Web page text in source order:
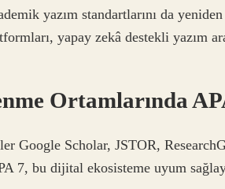
yazım standartlarını da
yapay zekâ destekli yazım
Ortamlarında
Google Scholar, JSTOR,
7, bu dijital ekosisteme uyum